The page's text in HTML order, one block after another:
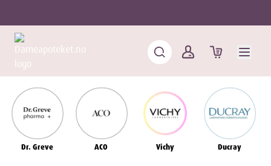
Dr. Greve ACO Vichy Ducray